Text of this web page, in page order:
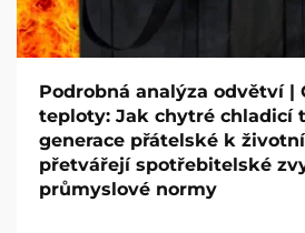
Podrobná analýza odvětví |
teploty: Jak chytré chladicí
generace přátelské k
přetvářejí spotřebitelské
průmyslové normy